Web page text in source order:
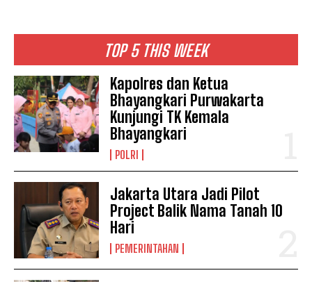
TOP 5 THIS WEEK
Kapolres dan Ketua
Bhayangkari Purwakarta
Kunjungi TK Kemala
Bhayangkari
POLRI
Jakarta Utara Jadi Pilot
Project Balik Nama Tanah 10
Hari
PEMERINTAHAN